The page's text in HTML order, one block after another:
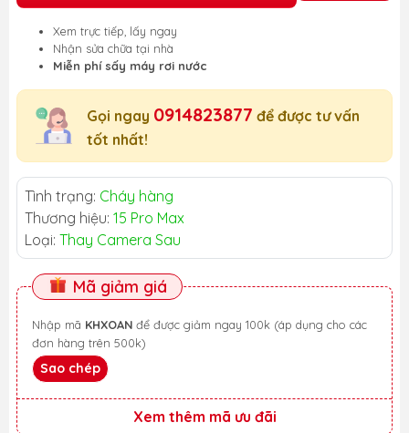
Xem trực tiếp, lấy ngay
Nhận sửa chữa tại nhà
Miễn phí sấy máy rơi nước
Gọi ngay 0914823877 để được tư vấn
tốt nhất!
Tình trạng: Cháy hàng
Thương hiệu: 15 Pro Max
Loại: Thay Camera Sau
Mã giảm giá
Nhập mã KHXOAN
đơn hàng trên 500k)
Sao chép
Xem thêm mã ưu đãi